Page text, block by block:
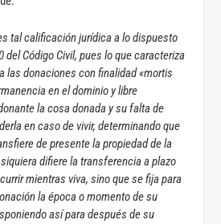
tal calificación jurídica a lo dispuesto
del Código Civil, pues lo que caracteriza
las donaciones con finalidad «mortis
en el dominio y libre
la cosa donada y su falta de
en caso de vivir, determinando que
de presente la propiedad de la
difiere la transferencia a plazo
mientras viva, sino que se fija para
la época o momento de su
así para después de su